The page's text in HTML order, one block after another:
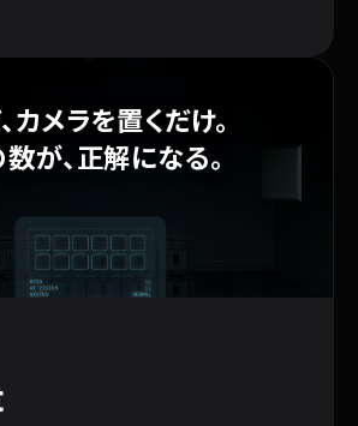
カメラを置くだけ。
が、正解になる。